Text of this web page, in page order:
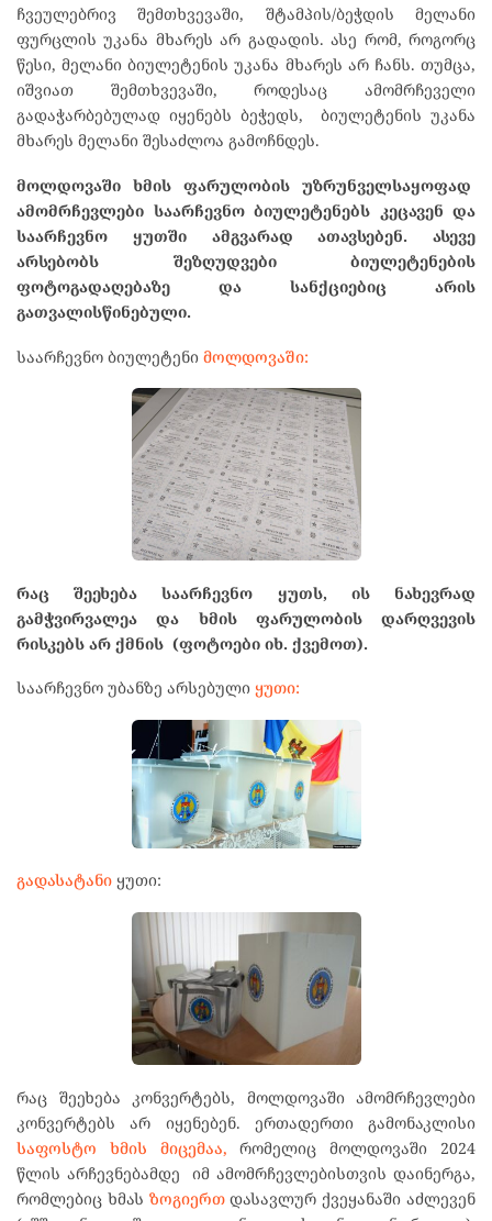
ჩვეულებრივ შემთხვევაში, შტამპის/ბეჭდის მელანი
ფურცლის უკანა მხარეს არ გადადის. ასე რომ, როგორც
წესი, მელანი ბიულეტენის უკანა მხარეს არ ჩანს. თუმცა,
იშვიათ შემთხვევაში, როდესაც ამომრჩეველი
გადაჭარბებულად იყენებს ბეჭედს, ბიულეტენის უკანა
მხარეს მელანი შესაძლოა გამოჩნდეს.
მოლდოვაში ხმის ფარულობის უზრუნველსაყოფად
ამომრჩევლები საარჩევნო ბიულეტენებს კეცავენ და
საარჩევნო ყუთში ამგვარად ათავსებენ. ასევე
არსებობს შეზღუდვები ბიულეტენების
ფოტოგადაღებაზე და სანქციებიც არის
გათვალისწინებული.
საარჩევნო ბიულეტენი მოლდოვაში:
რაც შეეხება საარჩევნო ყუთს, ის ნახევრად
გამჭვირვალეა და ხმის ფარულობის დარღვევის
რისკებს არ ქმნის (ფოტოები იხ. ქვემოთ).
საარჩევნო უბანზე არსებული ყუთი:
გადასატანი ყუთი:
რაც შეეხება კონვერტებს, მოლდოვაში ამომრჩევლები
კონვერტებს არ იყენებენ. ერთადერთი გამონაკლისი
საფოსტო ხმის მიცემაა, რომელიც მოლდოვაში 2024
წლის არჩევნებამდე იმ ამომრჩევლებისთვის დაინერგა,
რომლებიც ხმას ზოგიერთდასავლურ ქვეყანაში აძლევენ